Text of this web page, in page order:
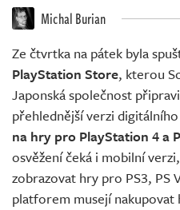
Živě
Michal Burian
Ze čtvrtka na pátek byla
PlayStation Store, kterou
Japonská společnost
přehlednější verzi
na hry pro PlayStation 4 a
osvěžení čeká i mobilní
zobrazovat hry pro PS3, PS
platforem musejí nakupovat